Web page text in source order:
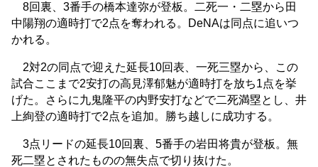
8回裏、3番手の橋本達弥が登板。二死一・二塁から田
中陽翔の適時打で2点を奪われる。DeNAは同点に追いつ
かれる。
2対2の同点で迎えた延長10回表、一死三塁から、この
試合ここまで2安打の高見澤郁魅が適時打を放ち1点を挙
げた。さらに九鬼隆平の内野安打などで二死満塁とし、井
上絢登の適時打で2点を追加。勝ち越しに成功する。
3点リードの延長10回裏、5番手の岩田将貴が登板。無
死二塁とされたものの無失点で切り抜けた。